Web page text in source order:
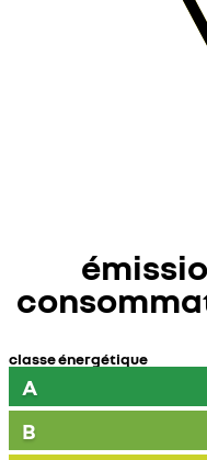
classe énergétique
A
B